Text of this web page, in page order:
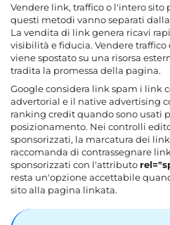
Vendere link, traffico o l'intero sito
questi metodi vanno separati
La vendita di link genera ricavi
visibilità e fiducia. Vendere
viene spostato su una risorsa
tradita la promessa della pagina.
Google considera link spam i link
advertorial e il native advertising
ranking credit quando sono usati
posizionamento. Nei controlli
sponsorizzati, la marcatura dei
raccomanda di contrassegnare
sponsorizzati con l'attributo
resta un'opzione accettabile
sito alla pagina linkata.